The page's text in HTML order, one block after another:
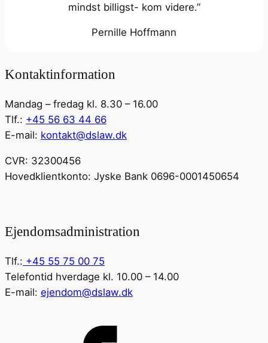
mindst billigst- kom videre.”
Pernille Hoffmann
Kontaktinformation
Mandag – fredag kl. 8.30 – 16.00
Tlf.: +45 56 63 44 66
E-mail: kontakt@dslaw.dk
CVR: 32300456
Hovedklientkonto: Jyske Bank 0696-0001450654
Ejendomsadministration
Tlf.: +45 55 75 00 75
Telefontid hverdage kl. 10.00 – 14.00
E-mail: ejendom@dslaw.dk